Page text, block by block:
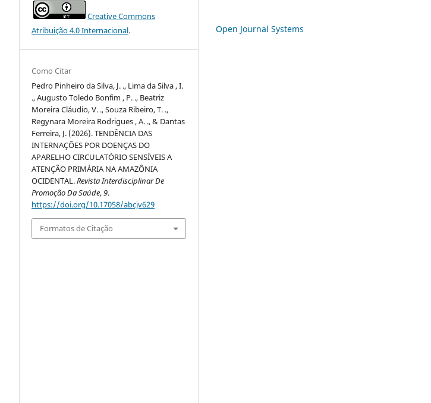
Creative Commons
Atribuição 4.0 Internacional.
Como Citar
Pedro Pinheiro da Silva, J. ., Lima da Silva , I.
., Augusto Toledo Bonfim , P. ., Beatriz
Moreira Cláudio, V. ., Souza Ribeiro, T. .,
Regynara Moreira Rodrigues , A. ., & Dantas
Ferreira, J. (2026). TENDÊNCIA DAS
INTERNAÇÕES POR DOENÇAS DO
APARELHO CIRCULATÓRIO SENSÍVEIS A
ATENÇÃO PRIMÁRIA NA AMAZÔNIA
OCIDENTAL.Revista Interdisciplinar De
Promoção Da Saúde,9.
https://doi.org/10.17058/abcjv629
Formatos de Citação
Open Journal Systems